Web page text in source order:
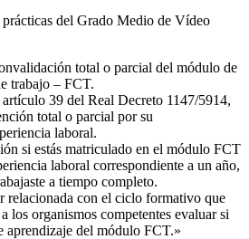
prácticas del Grado Medio de Vídeo
total o parcial del módulo de
trabajo – FCT.
39 del Real Decreto 1147/5914,
total o parcial por su
laboral.
si estás matriculado en el módulo FCT
laboral correspondiente a un año,
a tiempo completo.
relacionada con el ciclo formativo que
los organismos competentes evaluar si
aprendizaje del módulo FCT.»